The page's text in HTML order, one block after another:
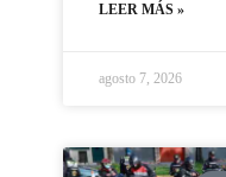
LEER MÁS »
agosto 7, 2026